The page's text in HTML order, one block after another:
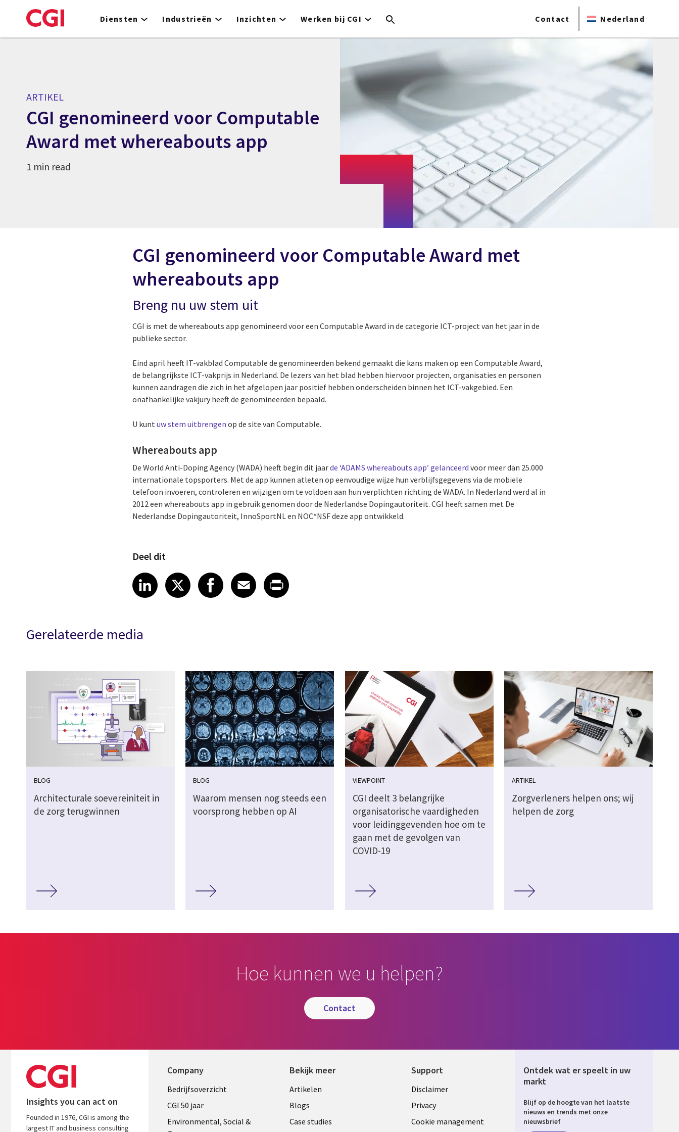
to
Diensten Industrieën Inzichten Werken bij CGI Contact Nederland
ARTIKEL
CGI genomineerd voor Computable
Award met whereabouts app
1 min read
CGI genomineerd voor Computable Award met
whereabouts app
Breng nu uw stem uit
CGI is met de whereabouts app genomineerd voor een Computable Award in de categorie ICT-project van het jaar in de
publieke sector.
Eind april heeft IT-vakblad Computable de genomineerden bekend gemaakt die kans maken op een Computable Award,
de belangrijkste ICT-vakprijs in Nederland. De lezers van het blad hebben hiervoor projecten, organisaties en personen
kunnen aandragen die zich in het afgelopen jaar positief hebben onderscheiden binnen het ICT-vakgebied. Een
onafhankelijke vakjury heeft de genomineerden bepaald.
U kuntuw stem uitbrengen op de site van Computable.
Whereabouts app
De World Anti-Doping Agency (WADA) heeft begin dit jaarde ‘ADAMS whereabouts app’ gelanceerd voor meer dan 25.000
internationale topsporters. Met de app kunnen atleten op eenvoudige wijze hun verblijfsgegevens via de mobiele
telefoon invoeren, controleren en wijzigen om te voldoen aan hun verplichten richting de WADA. In Nederland werd al in
2012 een whereabouts app in gebruik genomen door de Nederlandse Dopingautoriteit. CGI heeft samen met De
Nederlandse Dopingautoriteit, InnoSportNL en NOC*NSF deze app ontwikkeld.
Deel dit
Share article on LinkedIn
LinkedIn
Share article on X
XShare article on Facebook
Facebook
Share article on Email
Email
Share article on Print
Gerelateerde media
BLOG
Architecturale soevereiniteit in
de zorg terugwinnen
BLOG
Waarom mensen nog steeds een
voorsprong hebben op AI
VIEWPOINT
CGI deelt 3 belangrijke
organisatorische vaardigheden
voor leidinggevenden hoe om te
gaan met de gevolgen van
COVID-19
ARTIKEL
Zorgverleners helpen ons; wij
helpen de zorg
Hoe kunnen we u helpen?
contact
Insights you can act on
Founded in 1976, CGI is among the
largest IT and business consulting
Company
Useful
links
NETHERLANDS
Bedrijfsoverzicht
CGI 50 jaar
Environmental, Social &
Bekijk meer
Library
Links
NETHERLANDS
Artikelen
Blogs
Case studies
Support
Legal
NETHERLANDS
Disclaimer
Privacy
Cookie management
Ontdek wat er speelt in uw
markt
Blijf op de hoogte van het laatste
nieuws en trends met onze
nieuwsbrief